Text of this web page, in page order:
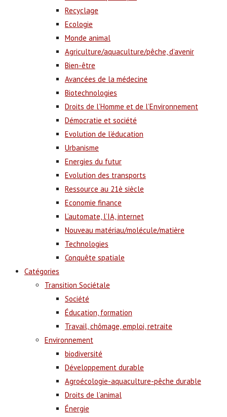
Recyclage
Ecologie
Monde animal
Agriculture/aquaculture/pêche, d’avenir
Bien-être
Avancées de la médecine
Biotechnologies
Droits de l’Homme et de l’Environnement
Démocratie et société
Evolution de l’éducation
Urbanisme
Energies du futur
Evolution des transports
Ressource au 21è siècle
Economie finance
L’automate, l’IA, internet
Nouveau matériau/molécule/matière
Technologies
Conquête spatiale
Catégories
Transition Sociétale
Société
Éducation, formation
Travail, chômage, emploi, retraite
Environnement
biodiversité
Développement durable
Agroécologie-aquaculture-pêche durable
Droits de l’animal
Énergie